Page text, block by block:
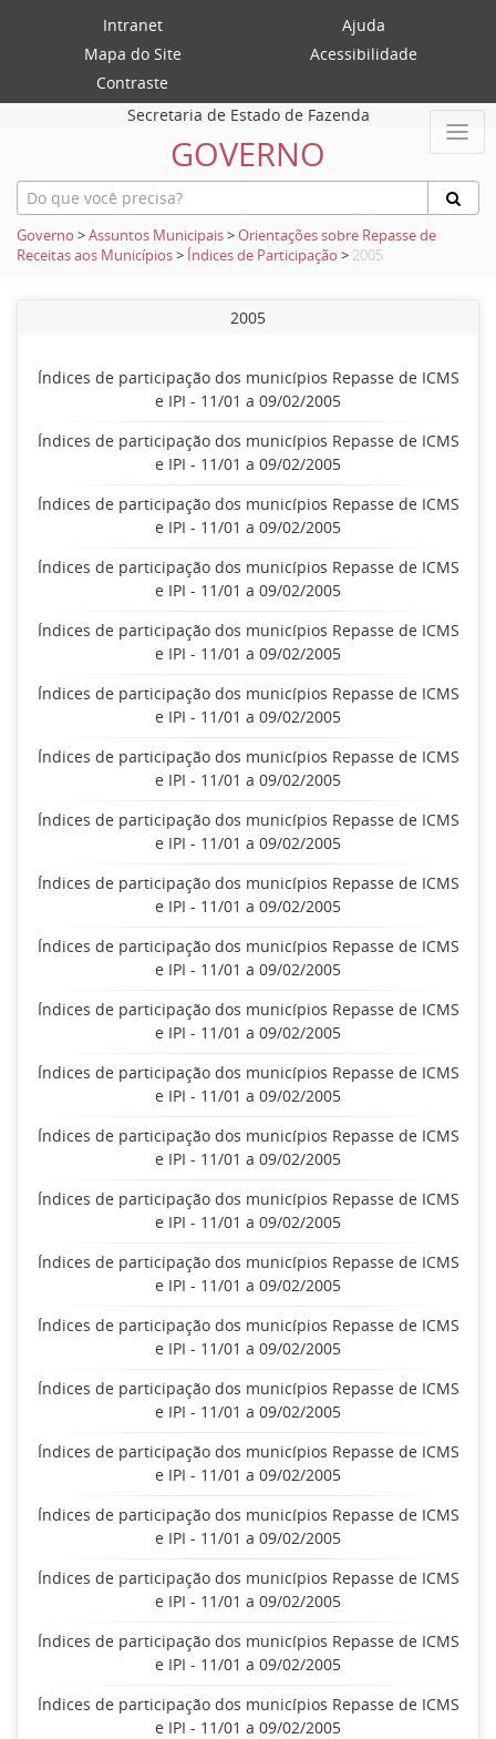
Intranet
Ajuda
Mapa do Site
Acessibilidade
Contraste
Secretaria de Estado de Fazenda
GOVERNO
Governo >Assuntos Municipais>Orientações sobre Repasse de
Receitas aos Municípios> Índices de Participação > 2005
2005
Índices de participação dos municípios Repasse de ICMS
e IPI - 11/01 a 09/02/2005
Índices de participação dos municípios Repasse de ICMS
e IPI - 11/01 a 09/02/2005
Índices de participação dos municípios Repasse de ICMS
e IPI - 11/01 a 09/02/2005
Índices de participação dos municípios Repasse de ICMS
e IPI - 11/01 a 09/02/2005
Índices de participação dos municípios Repasse de ICMS
e IPI - 11/01 a 09/02/2005
Índices de participação dos municípios Repasse de ICMS
e IPI - 11/01 a 09/02/2005
Índices de participação dos municípios Repasse de ICMS
e IPI - 11/01 a 09/02/2005
Índices de participação dos municípios Repasse de ICMS
e IPI - 11/01 a 09/02/2005
Índices de participação dos municípios Repasse de ICMS
e IPI - 11/01 a 09/02/2005
Índices de participação dos municípios Repasse de ICMS
e IPI - 11/01 a 09/02/2005
Índices de participação dos municípios Repasse de ICMS
e IPI - 11/01 a 09/02/2005
Índices de participação dos municípios Repasse de ICMS
e IPI - 11/01 a 09/02/2005
Índices de participação dos municípios Repasse de ICMS
e IPI - 11/01 a 09/02/2005
Índices de participação dos municípios Repasse de ICMS
e IPI - 11/01 a 09/02/2005
Índices de participação dos municípios Repasse de ICMS
e IPI - 11/01 a 09/02/2005
Índices de participação dos municípios Repasse de ICMS
e IPI - 11/01 a 09/02/2005
Índices de participação dos municípios Repasse de ICMS
e IPI - 11/01 a 09/02/2005
Índices de participação dos municípios Repasse de ICMS
e IPI - 11/01 a 09/02/2005
Índices de participação dos municípios Repasse de ICMS
e IPI - 11/01 a 09/02/2005
Índices de participação dos municípios Repasse de ICMS
e IPI - 11/01 a 09/02/2005
Índices de participação dos municípios Repasse de ICMS
e IPI - 11/01 a 09/02/2005
Índices de participação dos municípios Repasse de ICMS
e IPI - 11/01 a 09/02/2005